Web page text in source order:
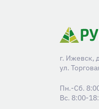
г. Ижевск,
ул.
Пн.-Сб.
Вс. 8:00-